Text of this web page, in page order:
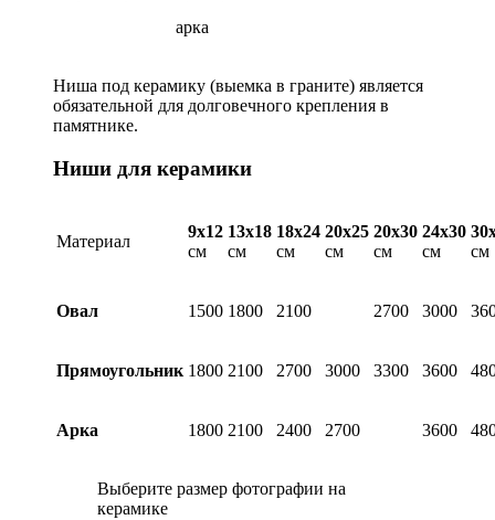
арка
Ниша под керамику (выемка в граните) является
обязательной для долговечного крепления в
памятнике.
Ниши для керамики
Материал
9х12
см
13х18
см
18х24
см
20х25
см
20х30
см
24х30
см
см
Овал 1500 1800 2100 2700 3000
Прямоугольник 1800 2100 2700 3000 3300 3600
Арка 1800 2100 2400 2700 3600
Выберите размер фотографии на
керамике